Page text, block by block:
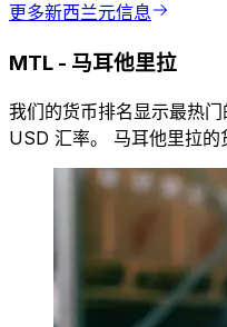
更多新西兰元信息
MTL - 马耳他里拉
我们的货币排名显示最热
USD 汇率。 马耳他里拉的